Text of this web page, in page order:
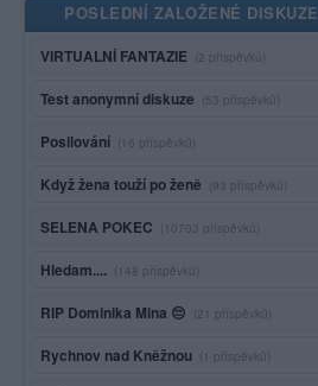
POSLEDNÍ ZALOŽENÉ DISKUZE
VIRTUALNÍ FANTAZIE (2 příspěvků)
Test anonymní diskuze (53 příspěvků)
Posilování (16 příspěvků)
Když žena touží po ženě (93 příspěvků)
SELENA POKEC (10703 příspěvků)
Hledam.... (148 příspěvků)
RIP Dominika Mina 😔 (21 příspěvků)
Rychnov nad Kněžnou (1 příspěvků)